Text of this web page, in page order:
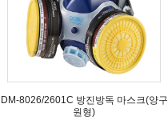
DM-8026/2601C 방진방독 마스크(양구
원형)